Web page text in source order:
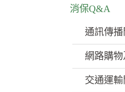
消保Q&A
通訊傳
網路購
交通運